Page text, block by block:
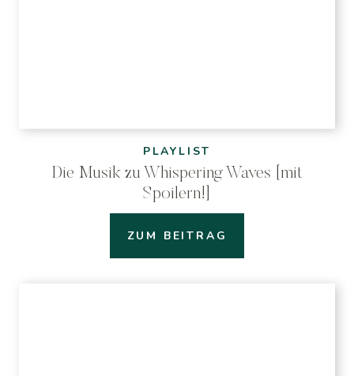
PLAYLIST
Die Musik zu Whispering Waves [mit
Spoilern!]
ZUM BEITRAG